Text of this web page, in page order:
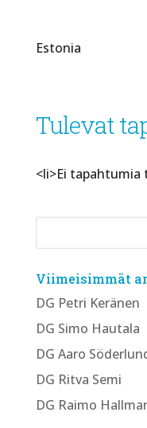
Estonia
Tulevat
<li>Ei tapahtumia
Viimeisimmät
DG Petri Keränen
DG Simo Hautala
DG Aaro
DG Ritva Semi
DG Raimo